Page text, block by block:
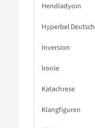
Hendiadyoin
Hyperbel Deutsch
Inversion
Ironie
Katachrese
Klangfiguren